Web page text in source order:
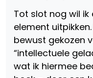
Tot slot nog wil ik
element
bewust gekozen
“intellectuele
wat ik hiermee